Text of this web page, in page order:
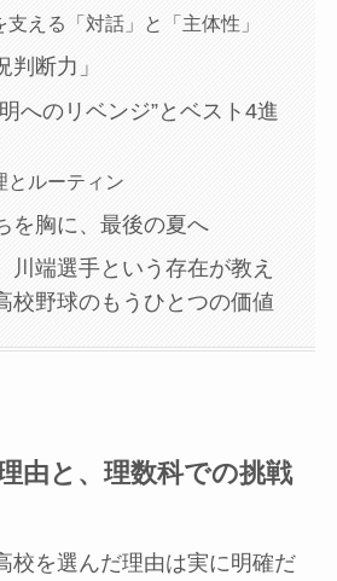
支える「対話」と「主体性」
判断力」
へのリベンジ”とベスト4進
とルーティン
を胸に、最後の夏へ
川端選手という存在が教え
校野球のもうひとつの価値
由と、理数科での挑戦
校を選んだ理由は実に明確だ